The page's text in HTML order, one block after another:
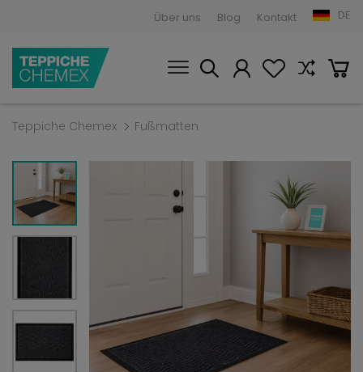
Über uns Blog Kontakt DE
Teppiche Chemex Fußmatten